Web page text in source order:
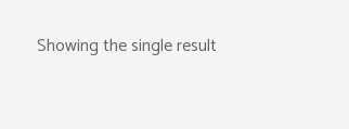
Showing the single result